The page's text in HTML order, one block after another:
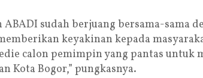
sudah berjuang bersama-sama
keyakinan kepada
calon pemimpin yang pantas untuk
Kota Bogor,” pungkasnya.